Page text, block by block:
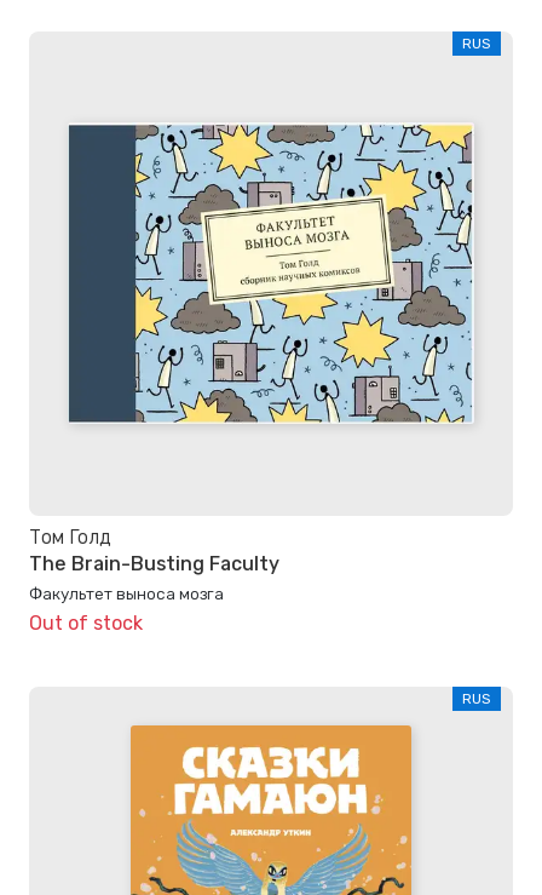
RUS
Том Голд
The Brain-Busting Faculty
Факультет выноса мозга
Out of stock
RUS